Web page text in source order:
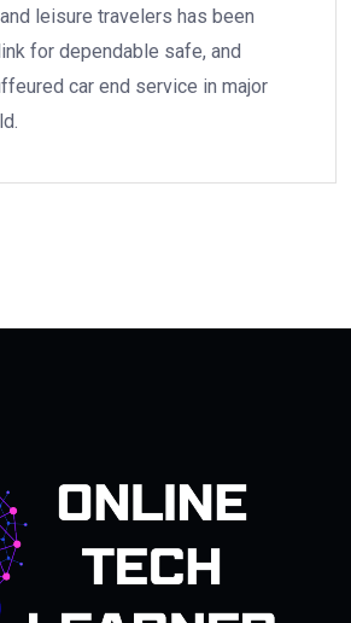
leisure travelers has been
for dependable safe, and
car end service in major